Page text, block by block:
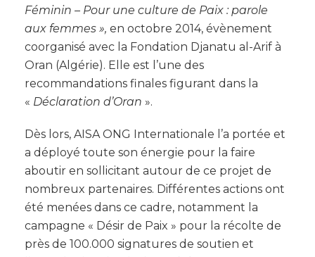
Féminin – Pour une culture de Paix : parole
aux femmes », en octobre 2014, évènement
coorganisé avec la Fondation Djanatu al-Arif à
Oran (Algérie). Elle est l’une des
recommandations finales figurant dans la
« Déclaration d’Oran ».
Dès lors, AISA ONG Internationale l’a portée et
a déployé toute son énergie pour la faire
aboutir en sollicitant autour de ce projet de
nombreux partenaires. Différentes actions ont
été menées dans ce cadre, notamment la
campagne « Désir de Paix » pour la récolte de
près de 100.000 signatures de soutien et